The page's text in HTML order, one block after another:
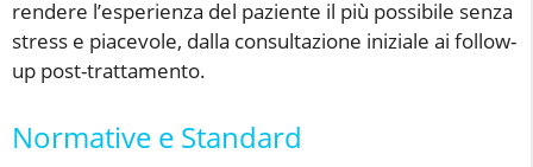
rendere l’esperienza del paziente il più possibile senza
stress e piacevole, dalla consultazione iniziale ai follow-
up post-trattamento.
Normative e Standard